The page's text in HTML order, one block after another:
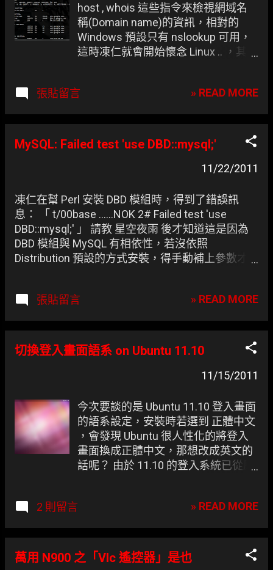
host , whois 這些指令來檢視網域名
稱(Domain name)的資訊，相對的
Windows 預設只有 nslookup 可用，
這時凍仁就會開始懷念 Linux .. ，其實
家，何樂而不為！ dig 於 Windows 7
張貼留言 » READ MORE
MySQL: Failed test 'use DBD::mysql;'
11/22/2011
凍仁在幫 Perl 安裝 DBD 模組時，得到了錯誤訊
息： 「 t/00base ......NOK 2# Failed test 'use
DBD::mysql;' 」 請教 星空夜雨 後才知道這是因為
DBD 模組與 MySQL 有相依性，若沒依照
Distribution 預設的方式安裝，得手動補上參數才
MySQL Server 建立指定的測試帳號及密碼。
張貼留言 » READ MORE
切換登入畫面語系 on Ubuntu 11.10
11/15/2011
今次要談的是 Ubuntu 11.10 登入畫面
的語系設定，安裝時若選到 正體中文
，會發現 Ubuntu 很人性化的將登入
畫面換成正體中文，那想改成英文的
話呢？ 由於 11.10 的登入系統已從原
似乎也沒圖形化介面可以切換，或許
確實是個問題， 建議較進階的玩家使
用，東西太新也是個麻煩 XDD 圖一：
2 則留言 » READ MORE
萬用 N900 之「Vlc 遙控器」是也